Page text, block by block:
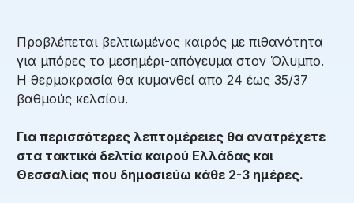
Προβλέπεται βελτιωμένος καιρός με πιθανότητα
για μπόρες το μεσημέρι-απόγευμα στον Όλυμπο.
Η θερμοκρασία θα κυμανθεί απο 24 έως 35/37
βαθμούς κελσίου.
Για περισσότερες λεπτομέρειες θα ανατρέχετε
στα τακτικά δελτία καιρού Ελλάδας και
Θεσσαλίας που δημοσιεύω κάθε 2-3 ημέρες.